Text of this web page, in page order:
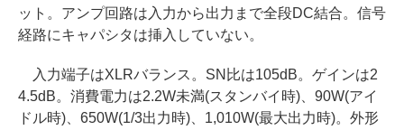
ット。アンプ回路は入力から出力まで全段DC結合。信号
経路にキャパシタは挿入していない。
入力端子はXLRバランス。SN比は105dB。ゲインは2
4.5dB。消費電力は2.2W未満(スタンバイ時)、90W(アイ
ドル時)、650W(1/3出力時)、1,010W(最大出力時)。外形